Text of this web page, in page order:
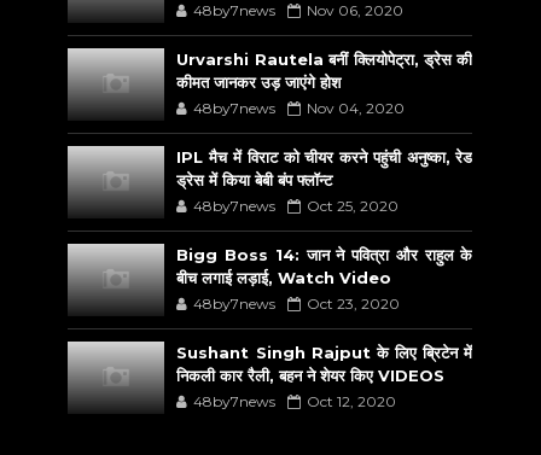
48by7news Nov 06, 2020
Urvarshi Rautela बनीं क्लियोपेट्रा, ड्रेस की
कीमत जानकर उड़ जाएंगे होश
48by7news Nov 04, 2020
IPL मैच में विराट को चीयर करने पहुंची अनुष्का, रेड
ड्रेस में किया बेबी बंप फ्लॉन्ट
48by7news Oct 25, 2020
Bigg Boss 14: जान ने पवित्रा और राहुल के
बीच लगाई लड़ाई, Watch Video
48by7news Oct 23, 2020
Sushant Singh Rajput के लिए ब्रिटेन में
निकली कार रैली, बहन ने शेयर किए VIDEOS
48by7news Oct 12, 2020